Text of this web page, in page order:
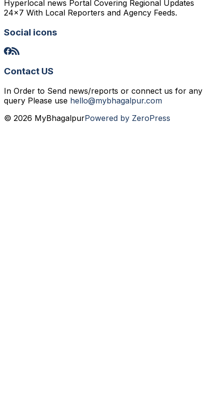
Hyperlocal news Portal Covering Regional Updates
24x7 With Local Reporters and Agency Feeds.
Social icons
Contact US
In Order to Send news/reports or connect us for any
query Please use hello@mybhagalpur.com
© 2026 MyBhagalpurPowered by ZeroPress